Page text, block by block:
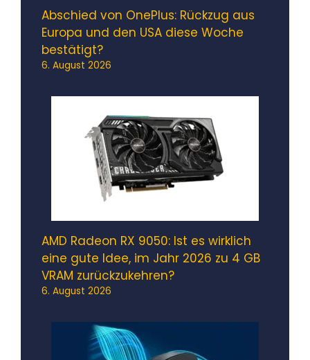
Abschied von OnePlus: Rückzug aus
Europa und den USA diese Woche
bestätigt?
6. August 2026
AMD Radeon RX 9050: Ist es wirklich
eine gute Idee, im Jahr 2026 zu 4 GB
VRAM zurückzukehren?
6. August 2026